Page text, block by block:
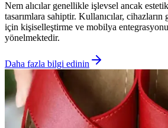
Nem alıcılar genellikle işlevsel ancak
tasarımlara sahiptir. Kullanıcılar,
için kişiselleştirme ve mobilya
yönelmektedir.
Daha fazla bilgi edinin